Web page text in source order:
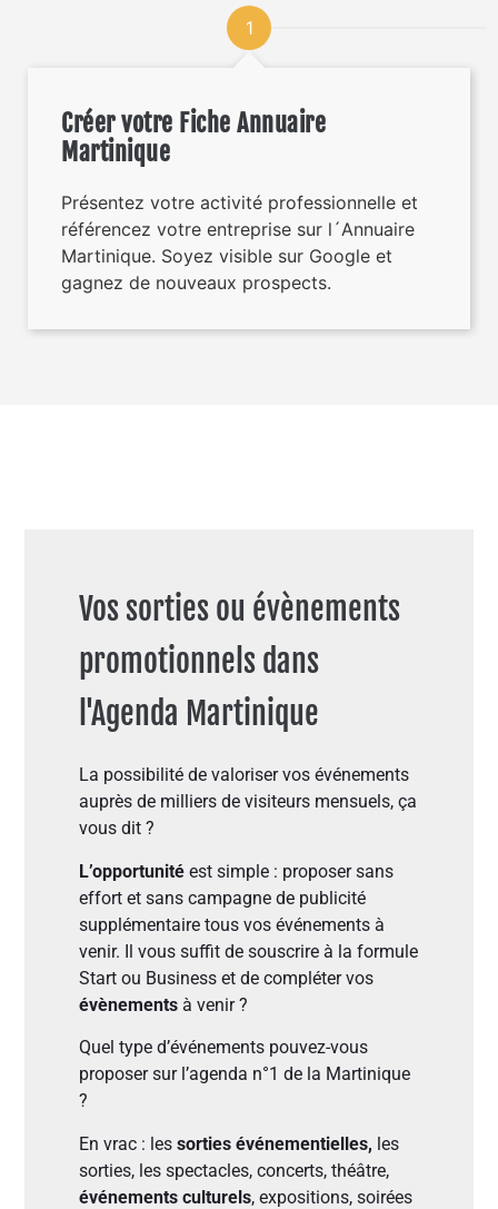
1
Créer votre Fiche Annuaire
Martinique
Présentez votre activité professionnelle et
référencez votre entreprise sur l´Annuaire
Martinique. Soyez visible sur Google et
gagnez de nouveaux prospects.
Vos sorties ou évènements
promotionnels dans
l'Agenda Martinique
La possibilité de valoriser vos événements
auprès de milliers de visiteurs mensuels, ça
vous dit ?
L’opportunitéest simple : proposer sans
effort et sans campagne de publicité
supplémentaire tous vos événements à
venir. Il vous suffit de souscrire à la formule
Start ou Business et de compléter vos
évènementsà venir ?
Quel type d’événements pouvez-vous
proposer sur l’agenda n°1 de la Martinique
?
En vrac : les sorties événementielles, les
sorties, les spectacles, concerts, théâtre,
événements culturels, expositions, soirées